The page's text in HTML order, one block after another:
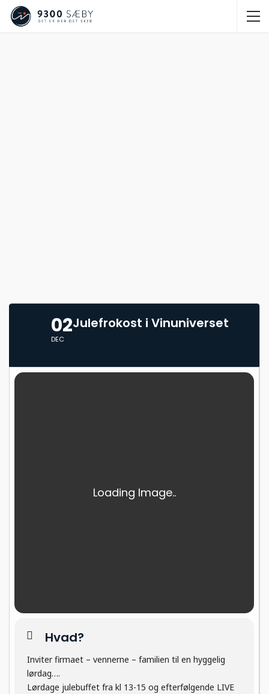
02
DEC
Julefrokost i Vinuniverset
Hvad?
Inviter firmaet – vennerne – familien til en hyggelig
lørdag….
Lørdage julebuffet fra kl 13-15 og efterfølgende LIVE